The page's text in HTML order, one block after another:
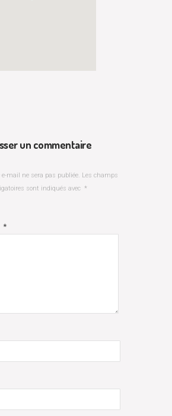
un commentaire
e-mail ne sera pas publiée. Les champs
sont indiqués avec *
*